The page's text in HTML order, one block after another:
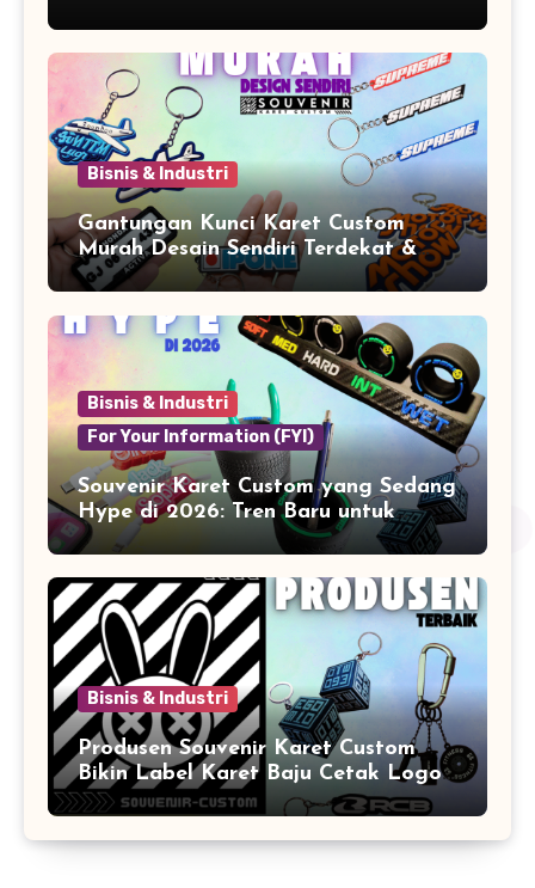
Bisnis & Industri
Gantungan Kunci Karet Custom
Murah Desain Sendiri Terdekat &
Berkualitas
Bisnis & Industri
For Your Information (FYI)
Souvenir Karet Custom yang Sedang
Hype di 2026: Tren Baru untuk
Branding & Lifestyle
Bisnis & Industri
Produsen Souvenir Karet Custom
Bikin Label Karet Baju Cetak Logo
Karet Sintetis